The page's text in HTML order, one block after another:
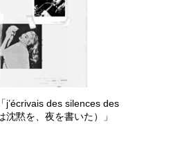
j’écrivais des silences des
沈黙を、夜を書いた）」